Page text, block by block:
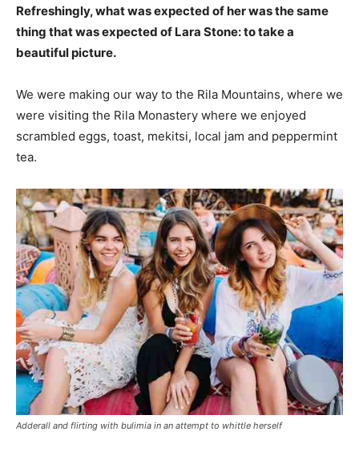
Refreshingly, what was expected of her was the same
thing that was expected of Lara Stone: to take a
beautiful picture.
We were making our way to the Rila Mountains, where we
were visiting the Rila Monastery where we enjoyed
scrambled eggs, toast, mekitsi, local jam and peppermint
tea.
Adderall and flirting with bulimia in an attempt to whittle herself